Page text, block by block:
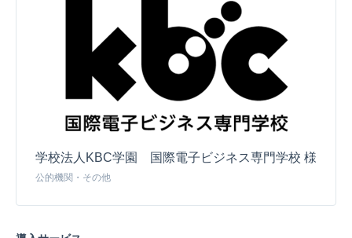
学校法人KBC学園 国際電子ビジネス専門学校 様
公的機関・その他